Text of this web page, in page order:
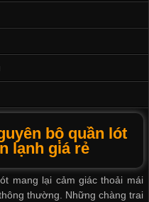
bộ quần lót
lạnh giá rẻ
mang lại cảm giác thoải mái
thường. Những chàng trai